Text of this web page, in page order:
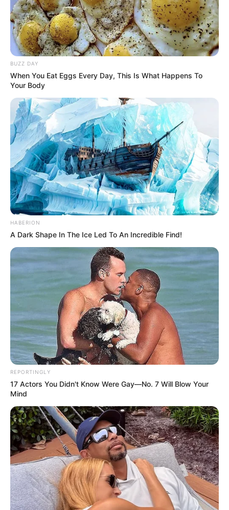
BUZZ DAY
When You Eat Eggs Every Day, This Is What Happens To
Your Body
HABERION
A Dark Shape In The Ice Led To An Incredible Find!
REPORTINGLY
17 Actors You Didn't Know Were Gay—No. 7 Will Blow Your
Mind